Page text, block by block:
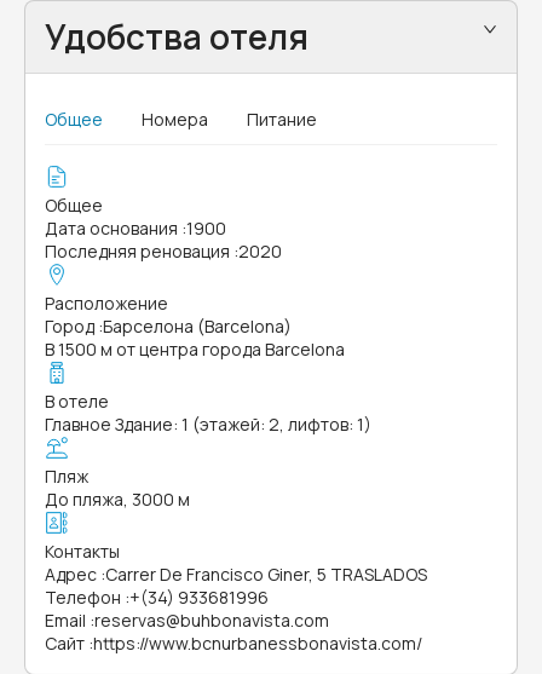
Удобства отеля
Общее Номера Питание
Общее
Дата основания :1900
Последняя реновация :2020
Расположение
Город :Барселона (Barcelona)
В 1500 м от центра города Barcelona
В отеле
Главное Здание: 1 (этажей: 2, лифтов: 1)
Пляж
До пляжа, 3000 м
Контакты
Адрес :Carrer De Francisco Giner, 5 TRASLADOS
Телефон :+(34) 933681996
Email :reservas@buhbonavista.com
Сайт :https://www.bcnurbanessbonavista.com/